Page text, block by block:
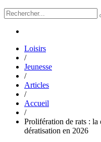
Loisirs
/
Jeunesse
/
Articles
/
Accueil
/
Prolifération de rats : la
dératisation en 2026